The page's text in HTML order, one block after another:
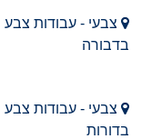
צבעי - עבודות צבע
בדבורה
צבעי - עבודות צבע
בדורות